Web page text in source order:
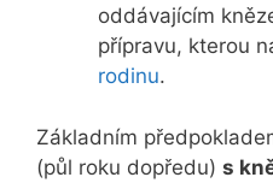
oddávajícím
přípravu, kterou
rodinu.
Základním
(půl roku dopředu) s